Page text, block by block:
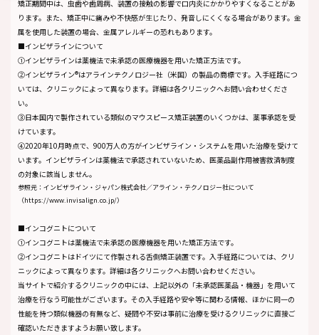
矯正期間中は、虫歯や歯周病、装置の接触の影響で口内炎にかかりやすくなることがあ
ります。また、矯正中に痛みや不快感が生じたり、発音しにくくなる場合があります。金
属を使用した装置の場合、金属アレルギーの恐れもあります。
■インビザラインについて
①インビザラインは薬機法で未承認の医療機器を用いた矯正方法です。
②インビザライン®はアラインテクノロジー社（米国）の製品の商標です。入手経路につ
いては、クリニックによって異なります。詳細は各クリニックへお問い合わせくださ
い。
③日本国内で製作されている類似のマウスピース矯正装置のいくつかは、薬事承認を受
けています。
④2020年10月時点で、900万人の方がインビザライン・システムを用いた治療を受けて
います。インビザラインは薬機法で承認されていないため、医薬品副作用被害救済制度
の対象に該当しません。
参照元：インビザライン・ジャパン株式会社／アライン・テクノロジー社について
（https://www.invisalign.co.jp/）
■インコグニトについて
①インコグニトは薬機法で未承認の医療機器を用いた矯正方法です。
②インコグニトはドイツにて作製される舌側矯正装置です。入手経路については、クリ
ニックによって異なります。詳細は各クリニックへお問い合わせください。
当サイトで紹介するクリニックの中には、上記以外の「未承認医薬品・機器」を用いて
治療を行なう可能性がございます。その入手経路や安全等に関わる情報、ほかに同一の
性能を持つ類似機器の有無など、疑問や不安は事前に治療を受けるクリニックに直接ご
確認いただきますようお願い致します。